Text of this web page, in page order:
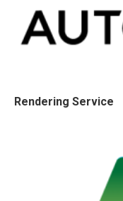
Rendering Service